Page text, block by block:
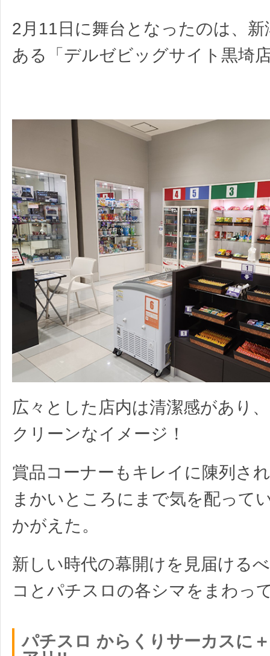
2月11日に舞台となったのは、新
ある「デルゼビッグサイト黒埼
広々とした店内は清潔感があり
クリーンなイメージ！
賞品コーナーもキレイに陳列さ
まかいところにまで気を配って
かがえた。
新しい時代の幕開けを見届ける
コとパチスロの各シマをまわっ
パチスロ からくりサーカスに